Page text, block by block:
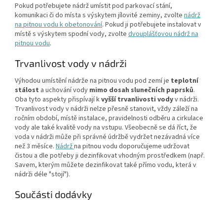
Pokud potřebujete nádrž umístit pod parkovací stání,
komunikaci či do místa s výskytem jílovité zeminy, zvolte nádrž
na pitnou vodu k obetonování. Pokud ji potřebujete instalovat v
místě s výskytem spodní vody, zvolte dvouplášťovou nádrž na
pitnou vodu.
Trvanlivost vody v nádrži
Výhodou umístění nádrže na pitnou vodu pod zemí je teplotní
stálost a uchování vody mimo dosah slunečních paprsků.
Oba tyto aspekty přispívají kvyšší trvanlivosti vodyv nádrži.
Trvanlivost vody v nádrži nelze přesně stanovit, vždy záleží na
ročním období, místě instalace, pravidelnosti odběru a cirkulace
vody ale také kvalitě vody na vstupu. Všeobecně se dá říct, že
voda v nádrži může při správné údržbě vydržet nezávadná více
než 3 měsíce. Nádržna pitnou vodu doporučujeme udržovat
čistou a dle potřeby ji dezinfikovat vhodným prostředkem (např.
Savem, kterým můžete dezinfikovat také přímo vodu, která v
nádrži déle "stojí").
Součásti dodávky